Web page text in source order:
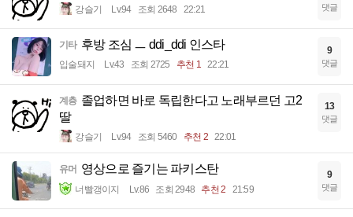
강슬기 Lv.94 조회 2648 22:21 댓글
기타 후방 조심 ㅡ ddi_ddi 인스타
입술돼지 Lv.43 조회 2725 추천 1 22:21
9
댓글
계층 졸업하면 바로 독립한다고 노래부르던 고2
딸
강슬기 Lv.94 조회 5460 추천 2 22:01
13
댓글
유머 영상으로 즐기는 파키스탄
너빨갱이지 Lv.86 조회 2948 추천 2 21:59
9
댓글